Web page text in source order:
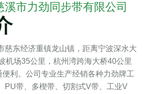
溪市力劲同步带有限公司
慈东经济重镇龙山镇，距离宁波深水大
机场35公里，杭州湾跨海大桥40公里
利。公司专业生产经销各种力劲牌工
PU带、多楔带、切割式V带、工业V